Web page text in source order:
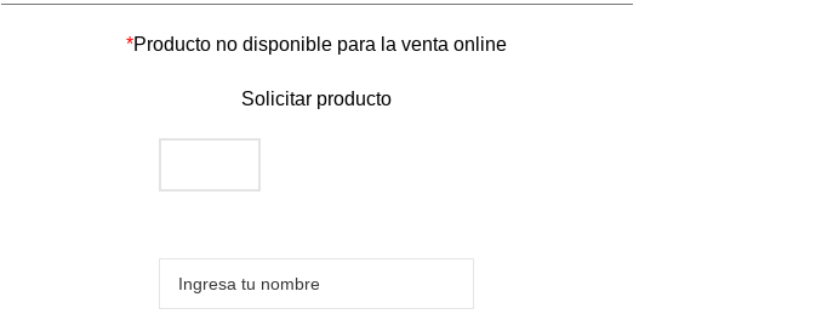
*Producto no disponible para la venta online
Solicitar producto